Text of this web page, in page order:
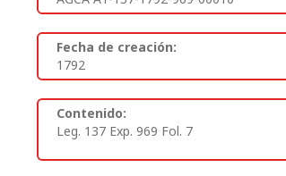
Fecha de creación:
1792
Contenido:
Leg. 137 Exp. 969 Fol. 7